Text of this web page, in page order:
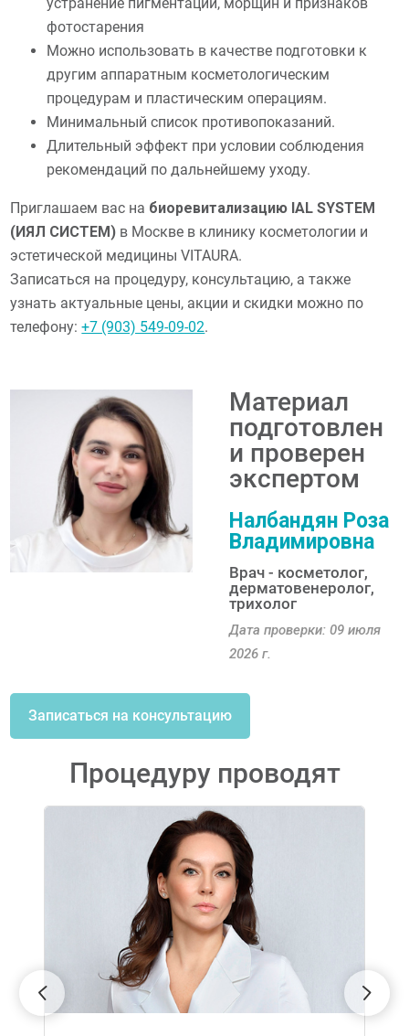
фотостарения
Можно использовать в качестве подготовки к
другим аппаратным косметологическим
процедурам и пластическим операциям.
Минимальный список противопоказаний.
Длительный эффект при условии соблюдения
рекомендаций по дальнейшему уходу.
Приглашаем вас на биоревитализацию IAL SYSTEM
(ИЯЛ СИСТЕМ) в Москве в клинику косметологии и
эстетической медицины VITAURA.
Записаться на процедуру, консультацию, а также
узнать актуальные цены, акции и скидки можно по
телефону:+7 (903) 549-09-02.
Материал
подготовлен
и проверен
экспертом
Налбандян Роза
Владимировна
Врач - косметолог,
дерматовенеролог,
трихолог
Дата проверки: 09 июля
2026 г.
Записаться на консультацию
Процедуру проводят